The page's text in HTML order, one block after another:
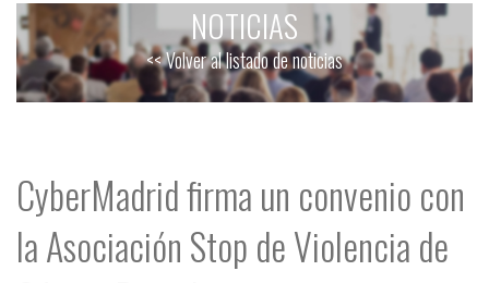
Noticias
Convenios
Miembros
NOTICIAS
<< Volver al listado de noticias
CyberMadrid firma un convenio con
la Asociación Stop de Violencia de